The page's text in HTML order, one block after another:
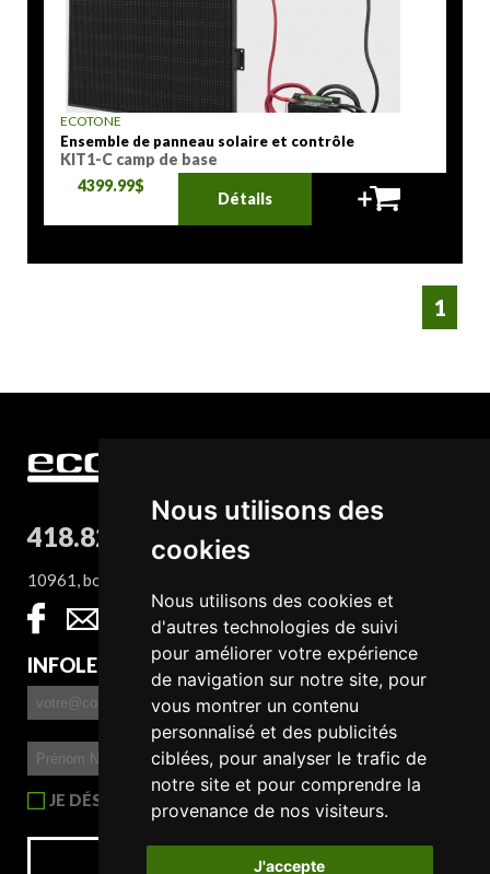
Nous utilisons des
cookies
Nous utilisons des cookies et
d'autres technologies de suivi
pour améliorer votre expérience
de navigation sur notre site, pour
vous montrer un contenu
personnalisé et des publicités
ciblées, pour analyser le trafic de
notre site et pour comprendre la
provenance de nos visiteurs.
J'accepte
ECOTONE
Ensemble de panneau solaire et contrôle
KIT1-C camp de base
4399.99$
Détails
1
418.827.8932
10961, boul. Sainte-Anne, QC G0A 1E0
INFOLETTRE
JE DÉSIRE RECEVOIR L'INFOLETTRE
S'INSCRIRE